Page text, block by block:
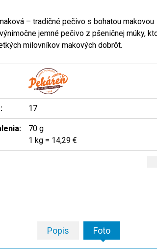
– tradičné pečivo s bohatou makovou
jemné pečivo z pšeničnej múky,
milovníkov makových dobrôt.
17
70 g
1 kg = 14,29 €
Popis Foto